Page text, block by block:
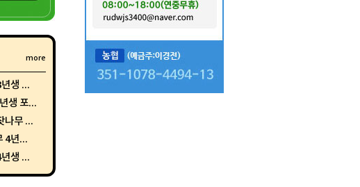
more
생 ...
생 포...
나무 ...
4년...
생 ...